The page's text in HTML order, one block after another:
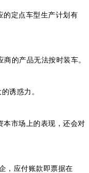
的定点车型生产计划有
的产品无法按时装车。
诱惑力。
本市场上的表现，还会对
，应付账款即票据在